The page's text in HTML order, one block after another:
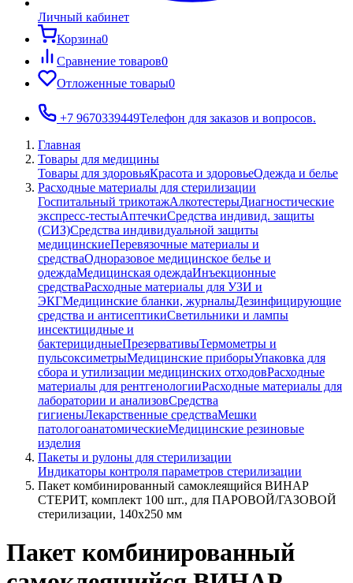
Личный кабинет
Корзина0
Сравнение товаров0
Отложенные товары0
+7 9670339449Телефон для заказов и вопросов.
Главная
Товары для медицины
Товары для здоровьяКрасота и здоровьеОдежда и белье
Расходные материалы для стерилизации
Госпитальный трикотажАлкотестерыДиагностические
экспресс-тестыАптечкиСредства индивид. защиты
(СИЗ)Средства индивидуальной защиты
медицинскиеПеревязочные материалы и
средстваОдноразовое медицинское белье и
одеждаМедицинская одеждаИнъекционные
средстваРасходные материалы для УЗИ и
ЭКГМедицинские бланки, журналыДезинфицирующие
средства и антисептикиСветильники и лампы
инсектицидные и
бактерицидныеПрезервативыТермометры и
пульсоксиметрыМедицинские приборыУпаковка для
сбора и утилизации медицинских отходовРасходные
материалы для рентгенологииРасходные материалы для
лаборатории и анализовСредства
гигиеныЛекарственные средстваМешки
патологоанатомическиеМедицинские резиновые
изделия
Пакеты и рулоны для стерилизации
Индикаторы контроля параметров стерилизации
Пакет комбинированный самоклеящийся ВИНАР
СТЕРИТ, комплект 100 шт., для ПАРОВОЙ/ГАЗОВОЙ
стерилизации, 140х250 мм
Пакет комбинированный